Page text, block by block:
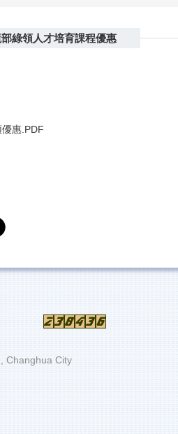
綠領人才培育課程優惠
惠.PDF
Changhua City